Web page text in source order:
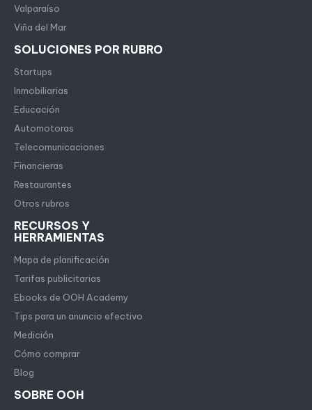
Valparaíso
Viña del Mar
SOLUCIONES POR RUBRO
Startups
Inmobiliarias
Educación
Automotoras
Telecomunicaciones
Financieras
Restaurantes
Otros rubros
RECURSOS Y
HERRAMIENTAS
Mapa de planificación
Tarifas publicitarias
Ebooks de OOH Academy
Tips para un anuncio efectivo
Medición
Cómo comprar
Blog
SOBRE OOH